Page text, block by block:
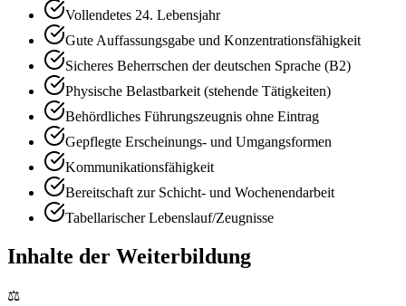
Vollendetes 24. Lebensjahr
Gute Auffassungsgabe und Konzentrationsfähigkeit
Sicheres Beherrschen der deutschen Sprache (B2)
Physische Belastbarkeit (stehende Tätigkeiten)
Behördliches Führungszeugnis ohne Eintrag
Gepflegte Erscheinungs- und Umgangsformen
Kommunikationsfähigkeit
Bereitschaft zur Schicht- und Wochenendarbeit
Tabellarischer Lebenslauf/Zeugnisse
Inhalte der Weiterbildung
⚖️